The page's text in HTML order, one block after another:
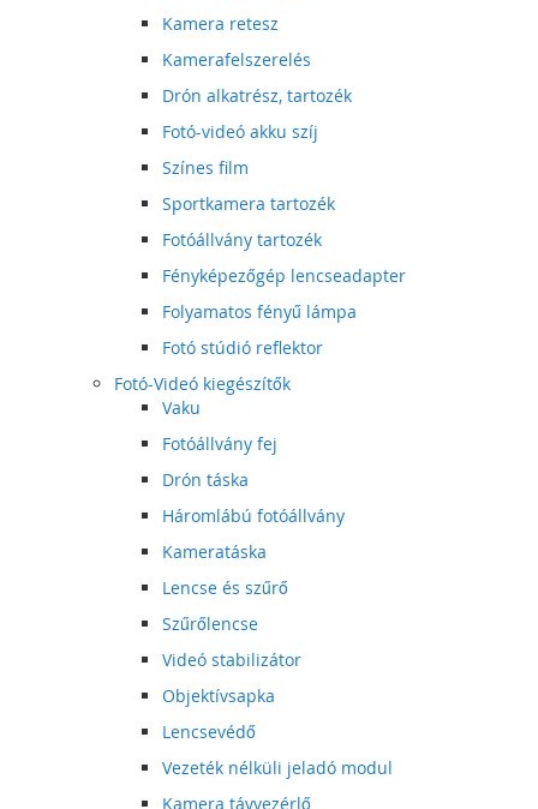
Kamera retesz
Kamerafelszerelés
Drón alkatrész, tartozék
Fotó-videó akku szíj
Színes film
Sportkamera tartozék
Fotóállvány tartozék
Fényképezőgép lencseadapter
Folyamatos fényű lámpa
Fotó stúdió reflektor
Fotó-Videó kiegészítők
Vaku
Fotóállvány fej
Drón táska
Háromlábú fotóállvány
Kameratáska
Lencse és szűrő
Szűrőlencse
Videó stabilizátor
Objektívsapka
Lencsevédő
Vezeték nélküli jeladó modul
Kamera távvezérlő